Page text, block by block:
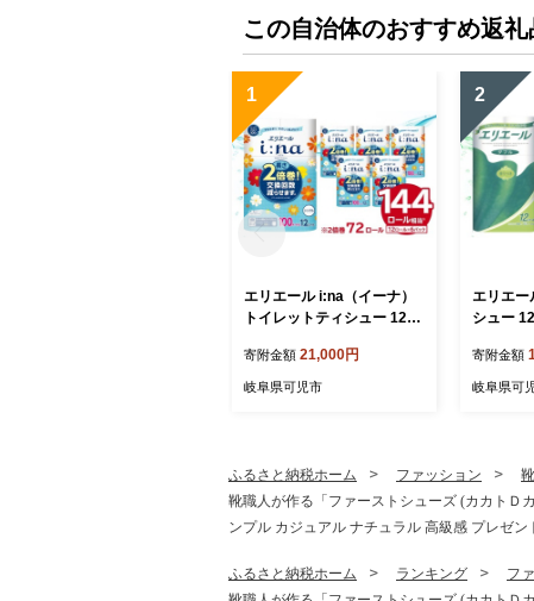
この自治体のおすすめ返礼
1
エリエール i:na（イーナ）
トイレットティシュー 12R
ロール×6パック） 【 トイレ
ットペーパー 2倍 巻 エコ フ
ンパクト 岐阜県 可児市 】
寄附金額 21,000円
岐阜県可児市
2
エリエー
シュー
ペーパー
日用品 ト
寄附金額
岐阜県可
ふるさと納税ホーム ファッション
靴職人が作る「ファーストシューズ (カカトＤ
ンプル カジュアル ナチュラル 高級感 プレゼン
ふるさと納税ホーム ランキング フ